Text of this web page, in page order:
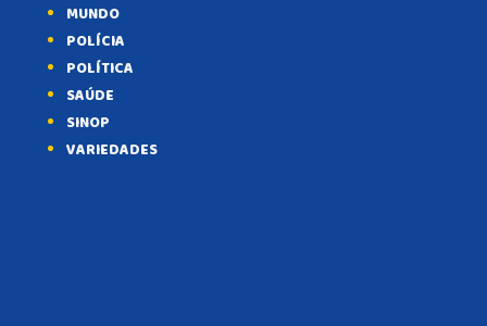
MUNDO
POLÍCIA
POLÍTICA
SAÚDE
SINOP
VARIEDADES